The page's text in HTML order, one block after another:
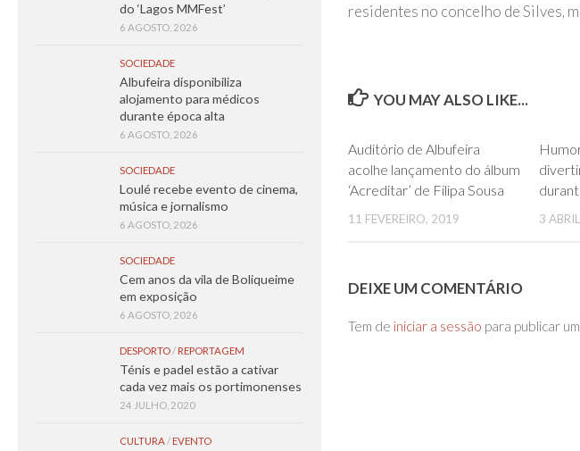
residentes no concelho de Silves,
YOU MAY ALSO LIKE...
Auditório de Albufeira
acolhe lançamento do álbum
‘Acreditar’ de Filipa Sousa
11 FEVEREIRO, 2019 3
DEIXE UM COMENTÁRIO
Tem de iniciar a sessão para publicar
do ‘Lagos MMFest’
6 AGOSTO, 2026
SOCIEDADE
Albufeira disponibiliza
alojamento para médicos
durante época alta
6 AGOSTO, 2026
SOCIEDADE
Loulé recebe evento de cinema,
música e jornalismo
6 AGOSTO, 2026
SOCIEDADE
Cem anos da vila de Boliqueime
em exposição
6 AGOSTO, 2026
DESPORTO/ REPORTAGEM
Ténis e padel estão a cativar
cada vez mais os portimonenses
24 JULHO, 2020
CULTURA/ EVENTO